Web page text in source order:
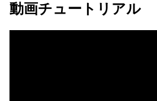
動画チュートリアル